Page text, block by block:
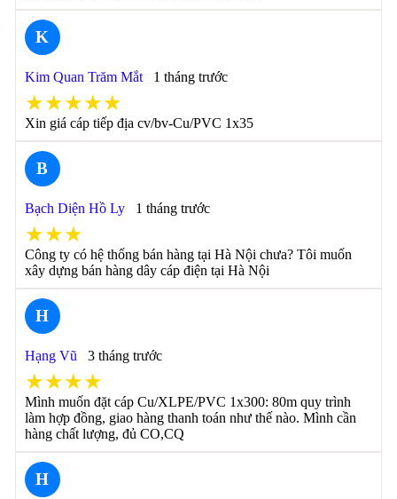
K
Kim Quan Trăm Mắt 1 tháng trước
★★★★★
Xin giá cáp tiếp địa cv/bv-Cu/PVC 1x35
B
Bạch Diện Hồ Ly 1 tháng trước
★★★
Công ty có hệ thống bán hàng tại Hà Nội chưa? Tôi muốn
xây dựng bán hàng dây cáp điện tại Hà Nội
H
Hạng Vũ 3 tháng trước
★★★★
Mình muốn đặt cáp Cu/XLPE/PVC 1x300: 80m quy trình
làm hợp đồng, giao hàng thanh toán như thế nào. Mình cần
hàng chất lượng, đủ CO,CQ
H